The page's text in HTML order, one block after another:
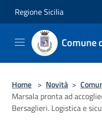
Regione Sicilia
Comune
Home > Novità >
Marsala pronta ad
Bersaglieri. Logistica e